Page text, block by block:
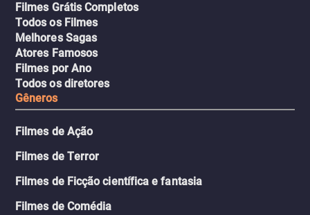
Filmes Grátis Completos
Todos os Filmes
Melhores Sagas
Atores Famosos
Filmes por Ano
Todos os diretores
Gêneros
Filmes de Ação
Filmes de Terror
Filmes de Ficção científica e fantasia
Filmes de Comédia